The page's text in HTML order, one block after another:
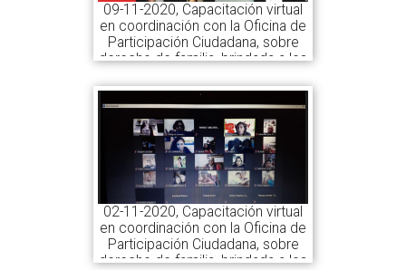
09-11-2020, Capacitación virtual
en coordinación con la Oficina de
Participación Ciudadana, sobre
derecho de familia, brindada a los
la I.E.I. N° 032 "Niño Jesús de
Zárate"
02-11-2020, Capacitación virtual
en coordinación con la Oficina de
Participación Ciudadana, sobre
derecho de familia, brindada a los